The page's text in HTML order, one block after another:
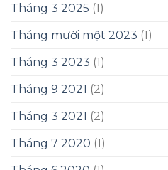
Tháng 3 2025 (1)
Tháng mười một 2023 (1)
Tháng 3 2023 (1)
Tháng 9 2021 (2)
Tháng 3 2021 (2)
Tháng 7 2020 (1)